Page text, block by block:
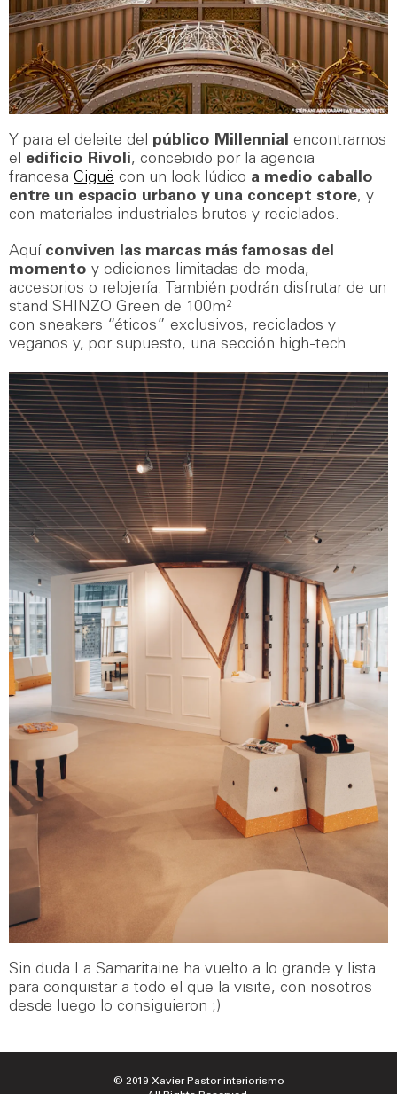
Y para el deleite del público Millennial encontramos
el edificio Rivoli, concebido por la agencia
francesa Ciguë con un look lúdico a medio caballo
entre un espacio urbano y una concept store, y
con materiales industriales brutos y reciclados.
Aquí conviven las marcas más famosas del
momento y ediciones limitadas de moda,
accesorios o relojería. También podrán disfrutar de un
stand SHINZO Green de 100m²
con sneakers “éticos” exclusivos, reciclados y
veganos y, por supuesto, una sección high-tech.
Sin duda La Samaritaine ha vuelto a lo grande y lista
para conquistar a todo el que la visite, con nosotros
desde luego lo consiguieron ;)
© 2019 Xavier Pastor interiorismo